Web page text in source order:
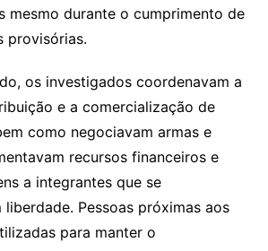
mesmo durante o cumprimento de
provisórias.
os investigados coordenavam a
e a comercialização de
como negociavam armas e
recursos financeiros e
a integrantes que se
Pessoas próximas aos
para manter o